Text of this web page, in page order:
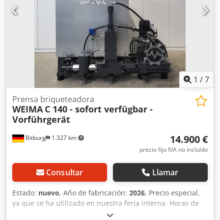
1 /7
Bitburg 1.327 km
Prensa briqueteadora
WEIMA C 140 - sofort verfügbar -
Vorführgerät
14.900 €
precio fijo IVA no incluído
Consultar Llamar
Estado: nuevo, Año de fabricación: 2026, Precio especial,
ya que se ha utilizado en nuestra feria interna. Horas de
funcionamiento: 2 Disponible de inmediato; la venta está